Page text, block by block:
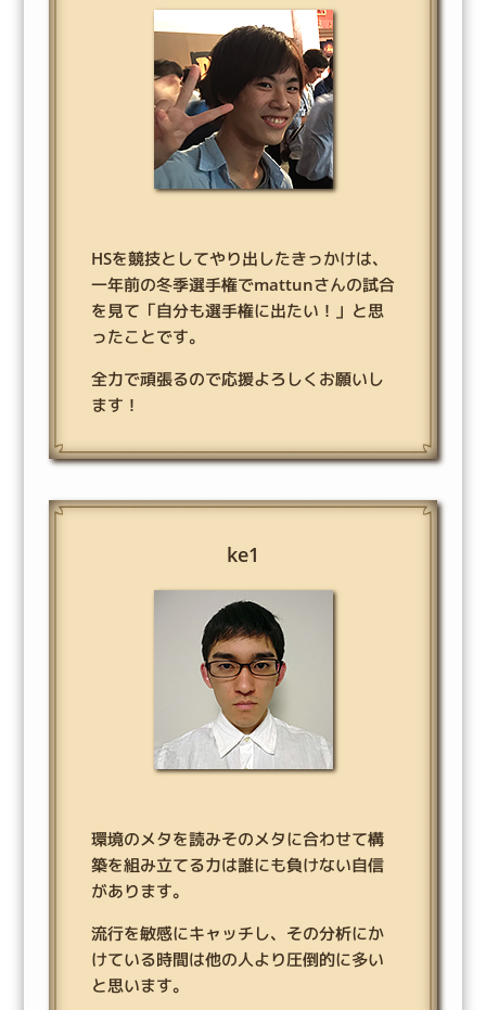
HSを競技としてやり出したきっかけは、
一年前の冬季選手権でmattunさんの試合
を見て「自分も選手権に出たい！」と思
ったことです。
全力で頑張るので応援よろしくお願いし
ます！
ke1
環境のメタを読みそのメタに合わせて構
築を組み立てる力は誰にも負けない自信
があります。
流行を敏感にキャッチし、その分析にか
けている時間は他の人より圧倒的に多い
と思います。